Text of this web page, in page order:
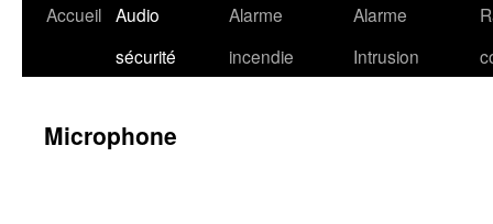
Aller
Accueil Audio
sécurité
Alarme
incendie
Alarme
Intrusion
Microphone